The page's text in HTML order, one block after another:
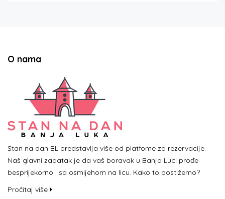
O nama
Stan na dan BL predstavlja više od platfome za rezervacije.
Naš glavni zadatak je da vaš boravak u Banja Luci prođe
besprijekorno i sa osmijehom na licu. Kako to postižemo?
Pročitaj više